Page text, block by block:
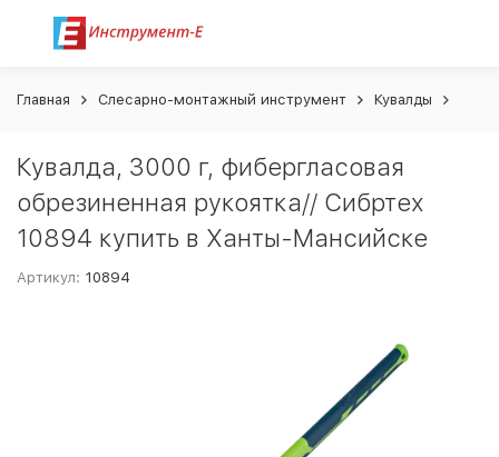
Главная Слесарно-монтажный инструмент Кувалды
Кувалда, 3000 г, фибергласовая
обрезиненная рукоятка// Сибртех
10894 купить в Ханты-Мансийске
Артикул: 10894